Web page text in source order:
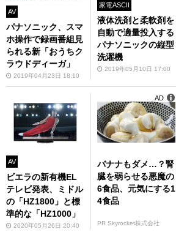
AV
パナソニック、スマ
ホ操作で録画番組見
られる新「おうちク
ラウドディーガ」
2019年04月23日 18:10
家電ASCII
液体洗剤と柔軟剤を
自動で適量投入する
パナソニックの縦型
洗濯機
2019年05月10日 17:00
AV
ビエラの新有機EL
テレビ発表、ミドル
の「HZ1800」と標
準的な「HZ1000」
2020年05月26日 20:40
バナナもダメ…？腎
臓を弱らせる悪魔の
6食品、元気にする1
4食品
PR Skyrocket株式会社
AD